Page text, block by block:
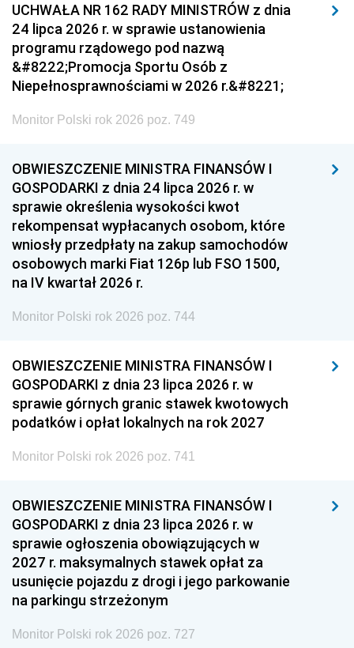
UCHWAŁA NR 162 RADY MINISTRÓW z dnia
24 lipca 2026 r. w sprawie ustanowienia
programu rządowego pod nazwą
&#8222;Promocja Sportu Osób z
Niepełnosprawnościami w 2026 r.&#8221;
Monitor Polski rok 2026 poz. 749
OBWIESZCZENIE MINISTRA FINANSÓW I
GOSPODARKI z dnia 24 lipca 2026 r. w
sprawie określenia wysokości kwot
rekompensat wypłacanych osobom, które
wniosły przedpłaty na zakup samochodów
osobowych marki Fiat 126p lub FSO 1500,
na IV kwartał 2026 r.
Monitor Polski rok 2026 poz. 744
OBWIESZCZENIE MINISTRA FINANSÓW I
GOSPODARKI z dnia 23 lipca 2026 r. w
sprawie górnych granic stawek kwotowych
podatków i opłat lokalnych na rok 2027
Monitor Polski rok 2026 poz. 741
OBWIESZCZENIE MINISTRA FINANSÓW I
GOSPODARKI z dnia 23 lipca 2026 r. w
sprawie ogłoszenia obowiązujących w
2027 r. maksymalnych stawek opłat za
usunięcie pojazdu z drogi i jego parkowanie
na parkingu strzeżonym
Monitor Polski rok 2026 poz. 727